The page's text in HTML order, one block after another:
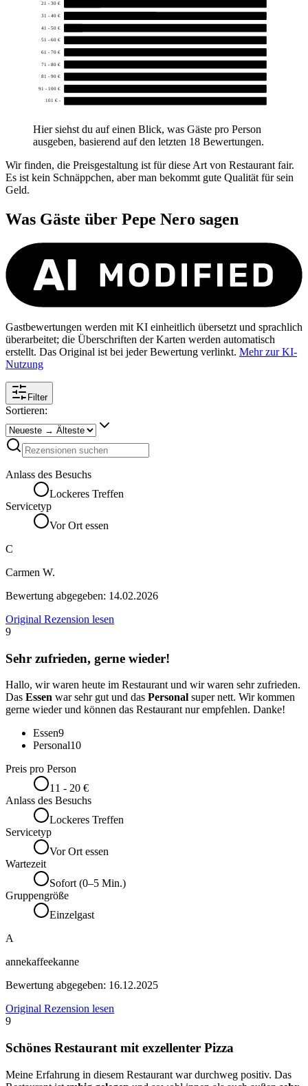
21 - 30 €
31 - 40 €
41 - 50 €
51 - 60 €
61 - 70 €
71 - 80 €
81 - 90 €
91 - 100 €
101 € -
Hier siehst du auf einen Blick, was Gäste pro Person
ausgeben, basierend auf den letzten 18 Bewertungen.
Wir finden, die Preisgestaltung ist für diese Art von Restaurant fair.
Es ist kein Schnäppchen, aber man bekommt gute Qualität für sein
Geld.
Was Gäste über Pepe Nero sagen
Gastbewertungen werden mit KI einheitlich übersetzt und sprachlich
überarbeitet; die Überschriften der Karten werden automatisch
erstellt. Das Original ist bei jeder Bewertung verlinkt. Mehr zur KI-
Nutzung
Filter
Sortieren:
Anlass des Besuchs
Lockeres Treffen
Servicetyp
Vor Ort essen
C
Carmen W.
Bewertung abgegeben: 14.02.2026
Original Rezension lesen
9
Sehr zufrieden, gerne wieder!
Hallo, wir waren heute im Restaurant und wir waren sehr zufrieden.
Das Essen war sehr gut und das Personal super nett. Wir kommen
gerne wieder und können das Restaurant nur empfehlen. Danke!
Essen9
Personal10
Preis pro Person
11 - 20 €
Anlass des Besuchs
Lockeres Treffen
Servicetyp
Vor Ort essen
Wartezeit
Sofort (0–5 Min.)
Gruppengröße
Einzelgast
A
annekaffeekanne
Bewertung abgegeben: 16.12.2025
Original Rezension lesen
9
Schönes Restaurant mit exzellenter Pizza
Meine Erfahrung in diesem Restaurant war durchweg positiv. Das